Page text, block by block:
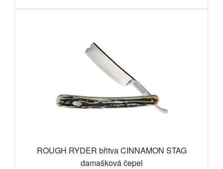
ROUGH RYDER břitva CINNAMON STAG
damašková čepel